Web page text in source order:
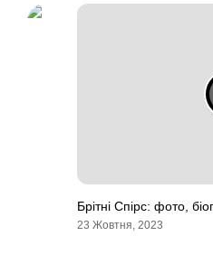
Брітні Спірс: фото,
23 Жовтня, 2023